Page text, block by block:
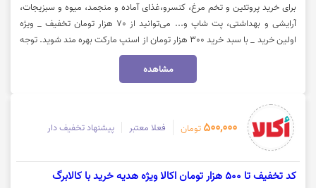
برای خرید پروتئین و تخم مرغ، کنسرو،غذای آماده و منجمد، میوه و سبزیجات،
آرایشی و بهداشتی، پت شاپ و... می‌توانید از 70 هزار تومان تخفیف _ ویژه
اولین خرید _ با سبد خرید 300 هزار تومان از اسنپ مارکت بهره مند شوید. توجه
داشته باشید این کد تخفیف، برای کالاهای تخفیف نارنجی فعال نیست. جهت
استفاده از کد تخفیف اسنپ مارکت، روی گزینه "خرید کنید" کلیک نمایید.
مشاهده
500,000 تومان فعلا معتبر پیشنهاد تخفیف دار
کد تخفیف تا 500 هزار تومان اکالا ویژه هدیه خرید با کالابرگ